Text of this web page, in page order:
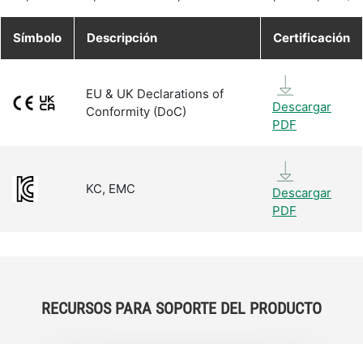
Símbolo Descripción Certificación
EU & UK Declarations of
Conformity (DoC)
Descargar
PDF
KC, EMC
Descargar
PDF
RECURSOS PARA SOPORTE DEL PRODUCTO